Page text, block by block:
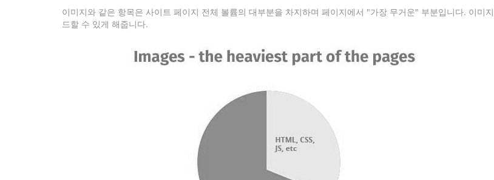
이미지와 같은 항목은 사이트 페이지 전체 볼륨의 대부분을 차지하며 페이지에서 "가장 무거운" 부분입니다. 이미
드할 수 있게 해줍니다.